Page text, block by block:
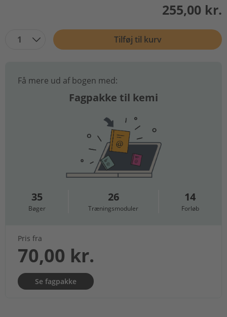
255,00 kr.
1 Tilføj til kurv
Få mere ud af bogen med:
Fagpakke til kemi
35
Bøger
26
Træningsmoduler
14
Forløb
Pris fra
70,00 kr.
Se fagpakke